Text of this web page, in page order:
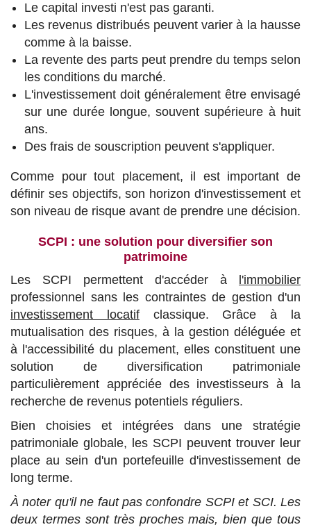
Le capital investi n'est pas garanti.
Les revenus distribués peuvent varier à la hausse
comme à la baisse.
La revente des parts peut prendre du temps selon
les conditions du marché.
L'investissement doit généralement être envisagé
sur une durée longue, souvent supérieure à huit
ans.
Des frais de souscription peuvent s'appliquer.
Comme pour tout placement, il est important de
définir ses objectifs, son horizon d'investissement et
son niveau de risque avant de prendre une décision.
SCPI : une solution pour diversifier son
patrimoine
Les SCPI permettent d'accéder à
l'immobilier
professionnel sans les contraintes de gestion d'un
investissement locatifclassique. Grâce à la
mutualisation des risques, à la gestion déléguée et
à l'accessibilité du placement, elles constituent une
solution de diversification patrimoniale
particulièrement appréciée des investisseurs à la
recherche de revenus potentiels réguliers.
Bien choisies et intégrées dans une stratégie
patrimoniale globale, les SCPI peuvent trouver leur
place au sein d'un portefeuille d'investissement de
long terme.
À noter qu'il ne faut pas confondre SCPI et SCI. Les
deux termes sont très proches mais, bien que tous